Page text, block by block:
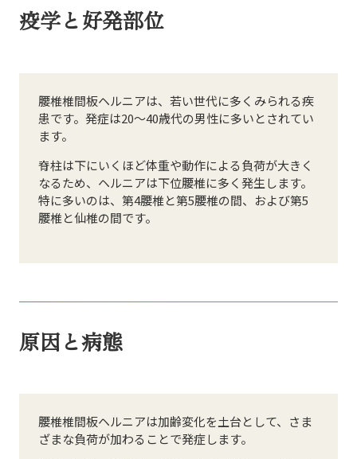
疫学と好発部位
腰椎椎間板ヘルニアは、若い世代に多くみられる疾
患です。発症は20〜40歳代の男性に多いとされてい
ます。
脊柱は下にいくほど体重や動作による負荷が大きく
なるため、ヘルニアは下位腰椎に多く発生します。
特に多いのは、第4腰椎と第5腰椎の間、および第5
腰椎と仙椎の間です。
原因と病態
腰椎椎間板ヘルニアは加齢変化を土台として、さま
ざまな負荷が加わることで発症します。